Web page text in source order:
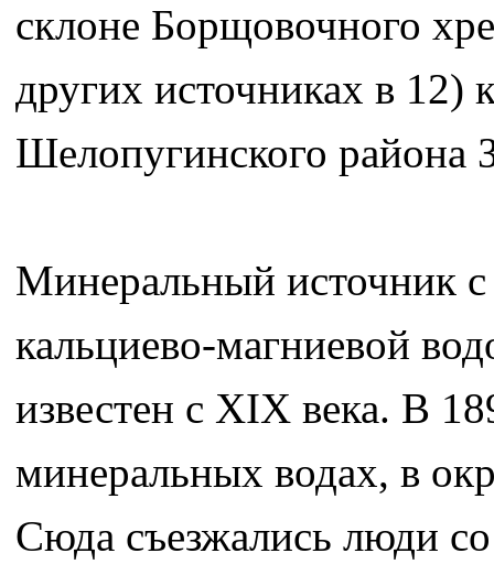
склоне Борщовочного
других источниках в 12)
Шелопугинского района
Минеральный источник с
кальциево-магниевой
известен с XIX века. В
минеральных водах, в
Сюда съезжались люди